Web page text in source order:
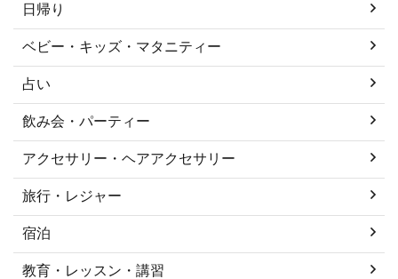
日帰り
ベビー・キッズ・マタニティー
占い
飲み会・パーティー
アクセサリー・ヘアアクセサリー
旅行・レジャー
宿泊
教育・レッスン・講習